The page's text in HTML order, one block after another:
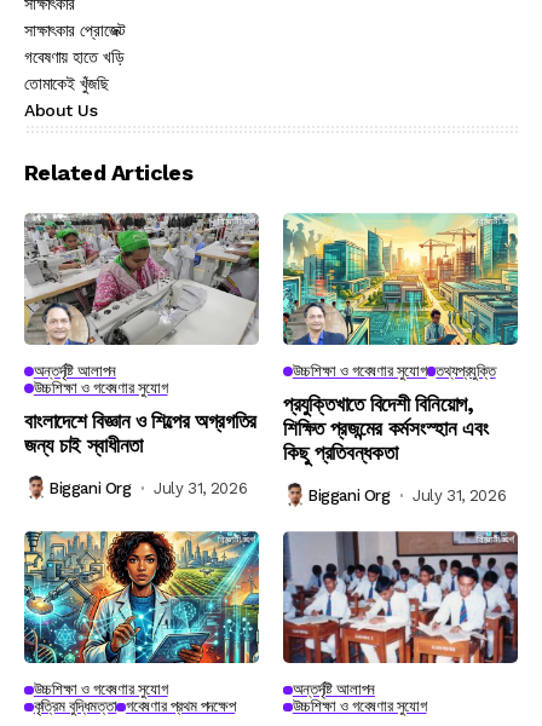
সাক্ষাৎকার
সাক্ষাৎকার প্রোজেক্ট
গবেষণায় হাতে খড়ি
তোমাকেই খুঁজছি
About Us
Related Articles
অন্তর্দৃষ্টি আলাপন
উচ্চশিক্ষা ও গবেষণার সুযোগ
বাংলাদেশে বিজ্ঞান ও শিল্পের অগ্রগতির
জন্য চাই স্বাধীনতা
Biggani Org July 31, 2026
উচ্চশিক্ষা ও গবেষণার সুযোগ তথ্যপ্রযুক্তি
প্রযুক্তিখাতে বিদেশী বিনিয়োগ,
শিক্ষিত প্রজন্মের কর্মসংস্হান এবং
কিছু প্রতিবন্ধকতা
Biggani Org July 31, 2026
উচ্চশিক্ষা ও গবেষণার সুযোগ
কৃত্রিম বুদ্ধিমত্তা গবেষণার প্রথম পদক্ষেপ
অন্তর্দৃষ্টি আলাপন
উচ্চশিক্ষা ও গবেষণার সুযোগ